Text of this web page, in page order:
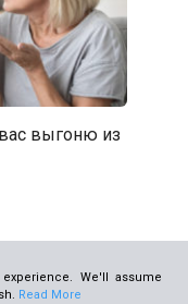
выгоню из
We'll assume
Read More